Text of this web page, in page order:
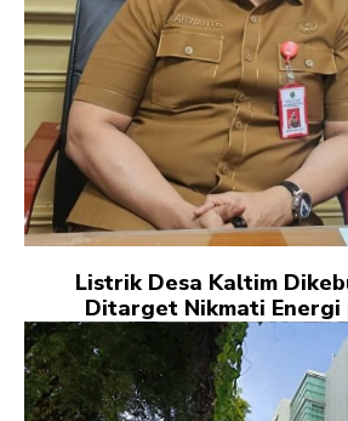
Listrik Desa Kaltim
Ditarget Nikmati Energi